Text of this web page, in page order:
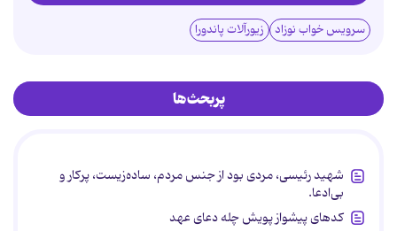
سرویس خواب نوزاد زیورآلات پاندورا
پربحث‌ها
شهید رئیسی، مردی بود از جنس مردم، ساده‌زیست، پرکار و
بی‌ادعا.
کدهای پیشواز پویش چله دعای عهد